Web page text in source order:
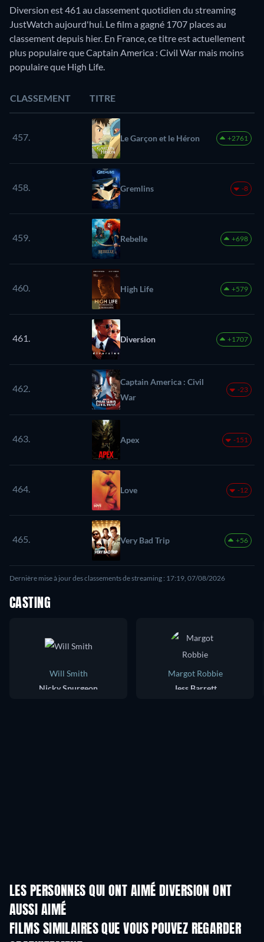
Diversion est 461 au classement quotidien du streaming
JustWatch aujourd'hui. Le film a gagné 1707 places au
classement depuis hier. En France, ce titre est actuellement
plus populaire que Captain America : Civil War mais moins
populaire que High Life.
CLASSEMENT TITRE
457. Le Garçon et le Héron +2761
458. Gremlins -8
459. Rebelle +698
460. High Life +579
461. Diversion +1707
462.
Captain America : Civil
War
-23
463. Apex -151
464. Love -12
465. Very Bad Trip +56
Dernière mise à jour des classements de streaming : 17:19, 07/08/2026
CASTING
Will Smith
Nicky Spurgeon
Margot Robbie
Jess Barrett
LES PERSONNES QUI ONT AIMÉ DIVERSION ONT
AUSSI AIMÉ
FILMS SIMILAIRES QUE VOUS POUVEZ REGARDER